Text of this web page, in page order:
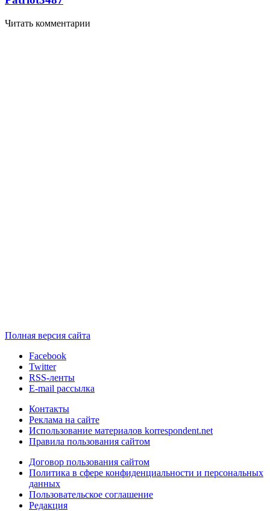
Читать комментарии
Полная версия сайта
Facebook
Twitter
RSS-ленты
E-mail рассылка
Контакты
Реклама на сайте
Использование материалов korrespondent.net
Правила пользования сайтом
Договор пользования сайтом
Политика в сфере конфиденциальности и персональных
данных
Пользовательское соглашение
Редакция